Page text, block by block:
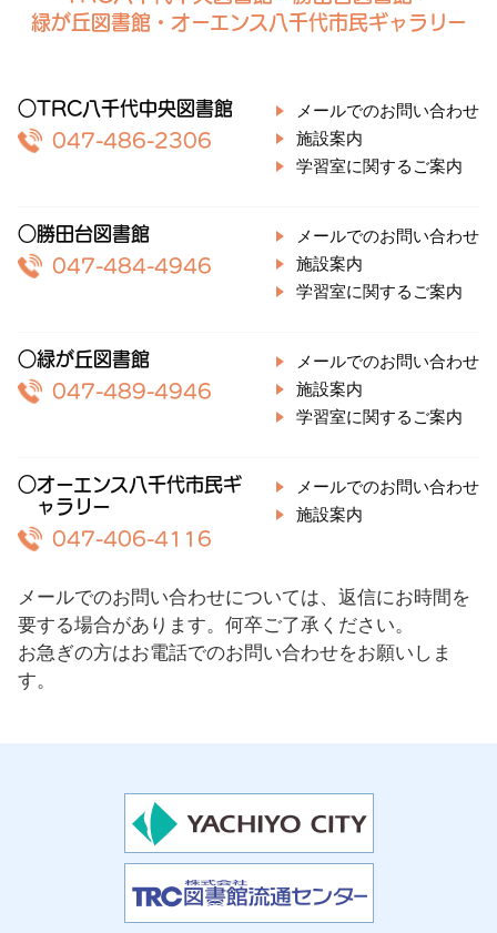
緑が丘図書館・オーエンス八千代市民ギャラリー
○TRC八千代中央図書館
047-486-2306
メールでのお問い合わせ
施設案内
学習室に関するご案内
○勝田台図書館
047-484-4946
メールでのお問い合わせ
施設案内
学習室に関するご案内
○緑が丘図書館
047-489-4946
メールでのお問い合わせ
施設案内
学習室に関するご案内
○オーエンス八千代市民ギ
ャラリー
047-406-4116
メールでのお問い合わせ
施設案内
メールでのお問い合わせについては、返信にお時間を
要する場合があります。何卒ご了承ください。
お急ぎの方はお電話でのお問い合わせをお願いしま
す。